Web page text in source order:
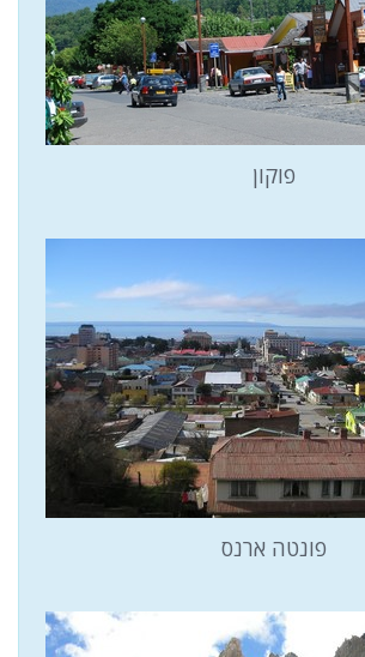
פוקון
פונטה ארנס